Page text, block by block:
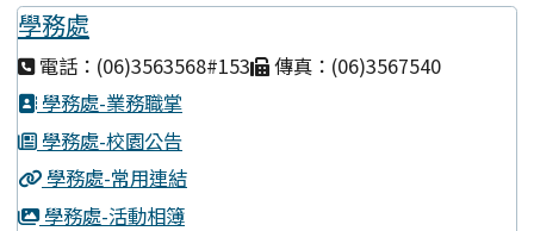
學務處
電話：(06)3563568#153
傳真：(06)3567540
學務處-業務職掌
學務處-校園公告
學務處-常用連結
學務處-活動相簿